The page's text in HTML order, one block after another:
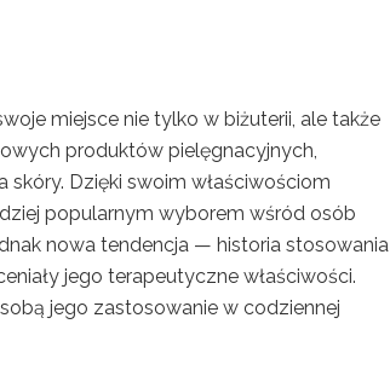
miejsce nie tylko w biżuterii, ale także
produktów pielęgnacyjnych,
Dzięki swoim właściwościom
popularnym wyborem wśród osób
nowa tendencja — historia stosowania
jego terapeutyczne właściwości.
jego zastosowanie w codziennej